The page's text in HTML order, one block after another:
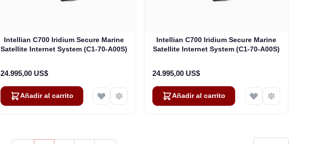
Intellian C700 Iridium Secure Marine
Satellite Internet System (C1-70-A00S)
24.995,00 US$
Añadir al carrito
Intellian C700 Iridium Secure Marine
Satellite Internet System (C1-70-A00S)
24.995,00 US$
Añadir al carrito